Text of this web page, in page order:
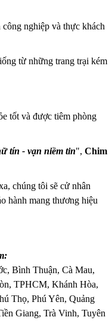
nghiệp và thực khách
từ những trang trại kém
tốt và được tiêm phòng
tín - vạn niềm tin", Chim
chúng tôi sẽ cử nhân
hành mang thương hiệu
Bình Thuận, Cà Mau,
TPHCM, Khánh Hòa,
Thọ, Phú Yên, Quảng
Giang, Trà Vinh, Tuyên